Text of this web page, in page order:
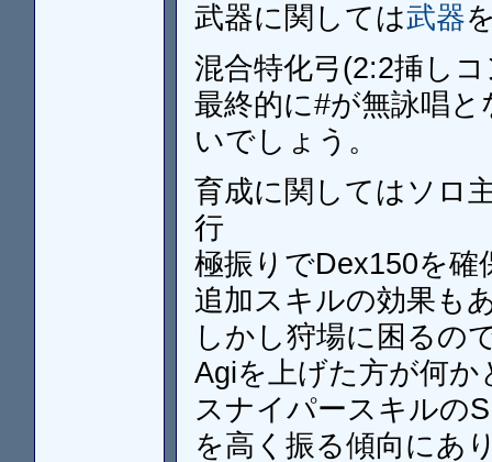
武器に関しては武器
混合特化弓(2:2挿し
最終的に#が無詠唱
いでしょう。
育成に関してはソロ
行
極振りでDex150を
追加スキルの効果も
しかし狩場に困るの
Agiを上げた方が何
スナイパースキルの
を高く振る傾向にあ